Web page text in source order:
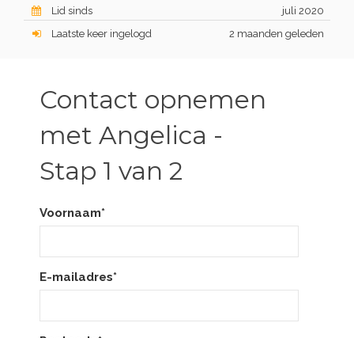
Lid sinds
juli 2020
Laatste keer ingelogd
2 maanden geleden
Contact opnemen
met Angelica -
Stap 1 van 2
Voornaam*
E-mailadres*